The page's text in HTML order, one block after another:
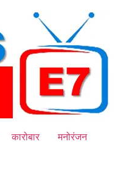
कारोबार
मनोरंजन